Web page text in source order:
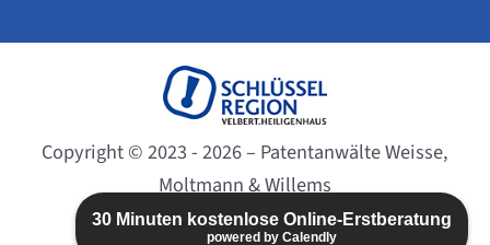
30 Minuten kostenlose Online-Erstberatung
powered by Calendly
Copyright © 2023 - 2026 – Patentanwälte Weisse,
Moltmann & Willems
Website created byBC-DESIGN